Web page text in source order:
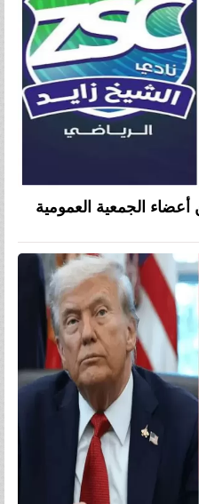
الجمعية العمومية